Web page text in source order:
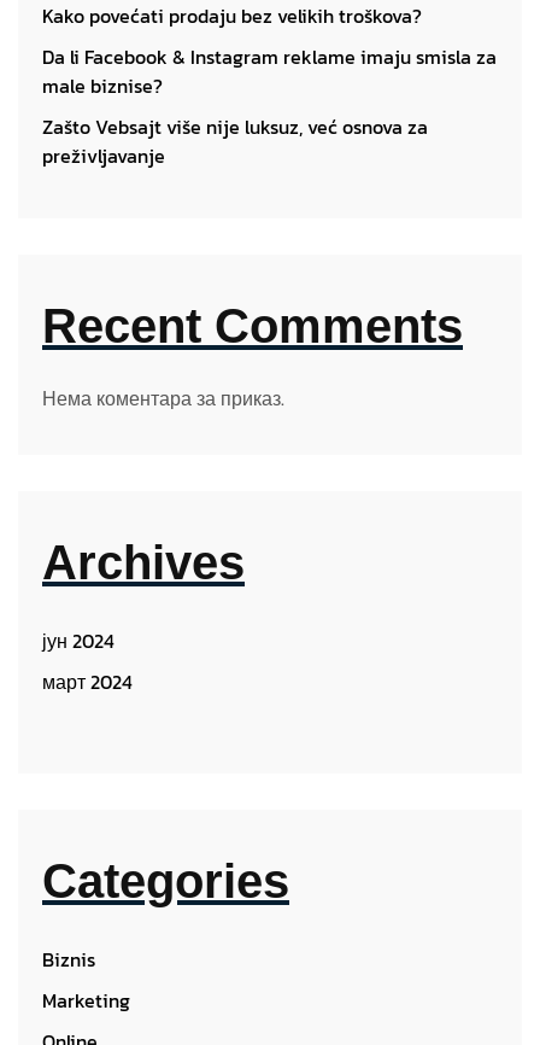
Kako povećati prodaju bez velikih troškova?
Da li Facebook & Instagram reklame imaju smisla za
male biznise?
Zašto Vebsajt više nije luksuz, već osnova za
preživljavanje
Recent Comments
Нема коментара за приказ.
Archives
јун 2024
март 2024
Categories
Biznis
Marketing